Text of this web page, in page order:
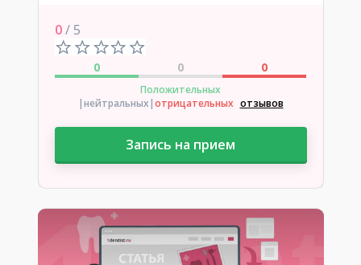
0/ 5
0 0 0
Положительных
|нейтральных|отрицательных отзывов
Запись на прием